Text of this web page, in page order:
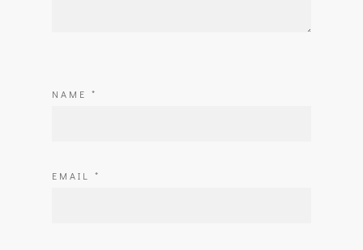
NAME *
EMAIL *